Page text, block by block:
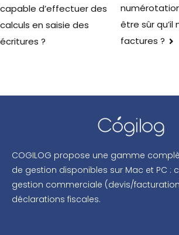
capable d’effectuer des
calculs en saisie des
écritures ?
être sûr
factures ?
COGILOG propose une gamme
de gestion disponibles sur Mac et PC :
gestion commerciale (devis/
déclarations fiscales.